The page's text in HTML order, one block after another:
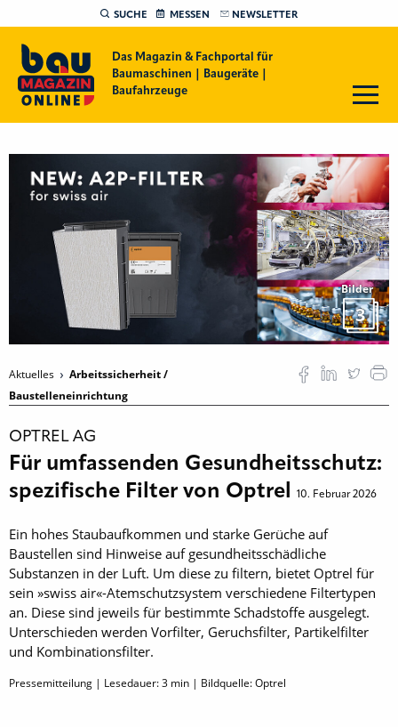
SUCHE MESSEN NEWSLETTER
Das Magazin & Fachportal für
Baumaschinen | Baugeräte |
Baufahrzeuge
Bilder
3
Aktuelles
Arbeitssicherheit /
Baustelleneinrichtung
OPTREL AG
Für umfassenden Gesundheitsschutz:
spezifische Filter von Optrel
10. Februar 2026
Ein hohes Staubaufkommen und starke Gerüche auf
Baustellen sind Hinweise auf gesundheitsschädliche
Substanzen in der Luft. Um diese zu filtern, bietet Optrel für
sein »swiss air«-Atemschutzsystem verschiedene Filtertypen
an. Diese sind jeweils für bestimmte Schadstoffe ausgelegt.
Unterschieden werden Vorfilter, Geruchsfilter, Partikelfilter
und Kombinationsfilter.
Pressemitteilung | Lesedauer:3 min | Bildquelle: Optrel